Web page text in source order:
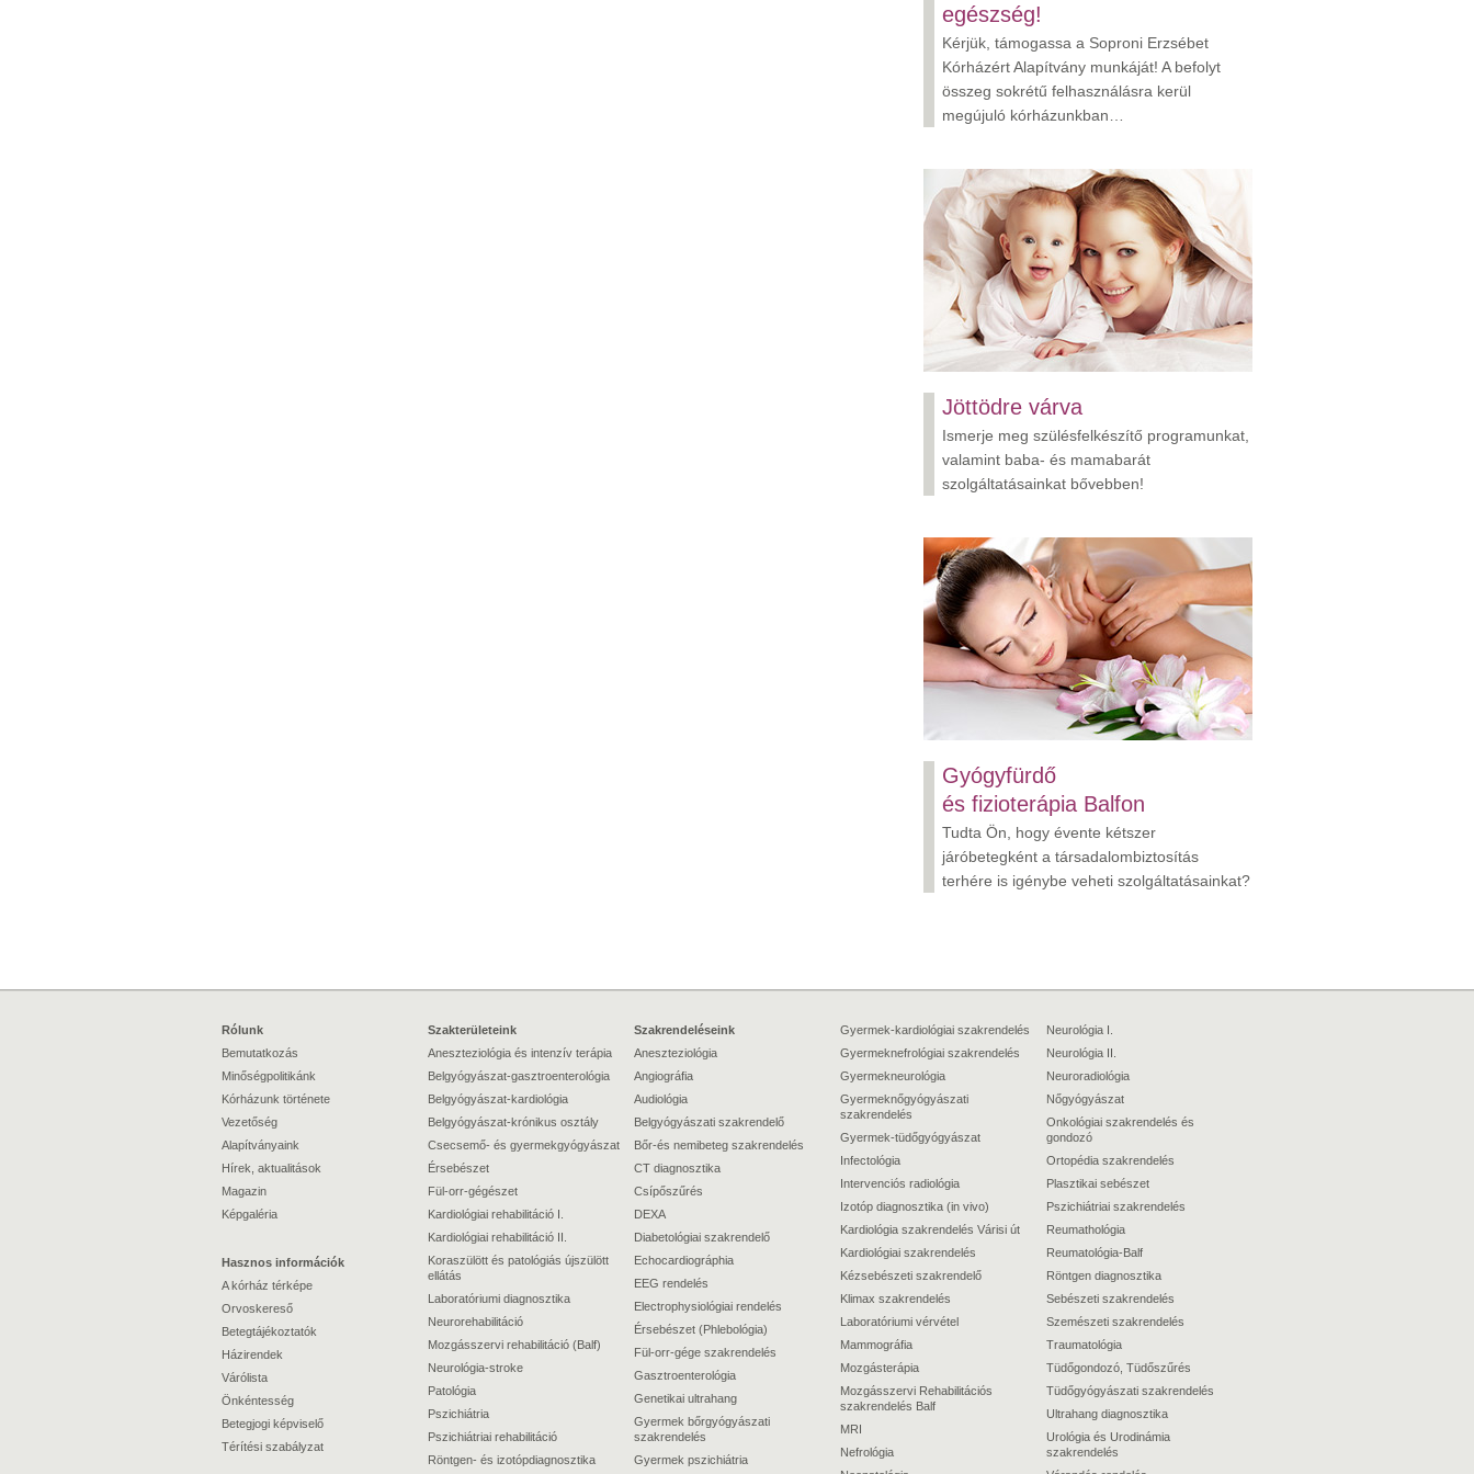
egészség!
Kérjük, támogassa a Soproni Erzsébet
Kórházért Alapítvány munkáját! A befolyt
összeg sokrétű felhasználásra kerül
megújuló kórházunkban…
Jöttödre várva
Ismerje meg szülésfelkészítő programunkat,
valamint baba- és mamabarát
szolgáltatásainkat bővebben!
Gyógyfürdő
és fizioterápia Balfon
Tudta Ön, hogy évente kétszer
járóbetegként a társadalombiztosítás
terhére is igénybe veheti szolgáltatásainkat?
Rólunk
Bemutatkozás
Minőségpolitikánk
Kórházunk története
Vezetőség
Alapítványaink
Hírek, aktualitások
Magazin
Képgaléria
Hasznos információk
A kórház térképe
Orvoskereső
Betegtájékoztatók
Házirendek
Várólista
Önkéntesség
Betegjogi képviselő
Térítési szabályzat
Szakterületeink
Aneszteziológia és intenzív terápia
Belgyógyászat-gasztroenterológia
Belgyógyászat-kardiológia
Belgyógyászat-krónikus osztály
Csecsemő- és gyermekgyógyászat
Érsebészet
Fül-orr-gégészet
Kardiológiai rehabilitáció I.
Kardiológiai rehabilitáció II.
Koraszülött és patológiás újszülött
ellátás
Laboratóriumi diagnosztika
Neurorehabilitáció
Mozgásszervi rehabilitáció (Balf)
Neurológia-stroke
Patológia
Pszichiátria
Pszichiátriai rehabilitáció
Röntgen- és izotópdiagnosztika
Szakrendeléseink
Aneszteziológia
Angiográfia
Audiológia
Belgyógyászati szakrendelő
Bőr-és nemibeteg szakrendelés
CT diagnosztika
Csípőszűrés
DEXA
Diabetológiai szakrendelő
Echocardiográphia
EEG rendelés
Electrophysiológiai rendelés
Érsebészet (Phlebológia)
Fül-orr-gége szakrendelés
Gasztroenterológia
Genetikai ultrahang
Gyermek bőrgyógyászati
szakrendelés
Gyermek pszichiátria
Gyermek-kardiológiai szakrendelés
Gyermeknefrológiai szakrendelés
Gyermekneurológia
Gyermeknőgyógyászati
szakrendelés
Gyermek-tüdőgyógyászat
Infectológia
Intervenciós radiológia
Izotóp diagnosztika (in vivo)
Kardiológia szakrendelés Várisi út
Kardiológiai szakrendelés
Kézsebészeti szakrendelő
Klimax szakrendelés
Laboratóriumi vérvétel
Mammográfia
Mozgásterápia
Mozgásszervi Rehabilitációs
szakrendelés Balf
MRI
Nefrológia
Neurológia I.
Neurológia II.
Neuroradiológia
Nőgyógyászat
Onkológiai szakrendelés és
gondozó
Ortopédia szakrendelés
Plasztikai sebészet
Pszichiátriai szakrendelés
Reumathológia
Reumatológia-Balf
Röntgen diagnosztika
Sebészeti szakrendelés
Szemészeti szakrendelés
Traumatológia
Tüdőgondozó, Tüdőszűrés
Tüdőgyógyászati szakrendelés
Ultrahang diagnosztika
Urológia és Urodinámia
szakrendelés